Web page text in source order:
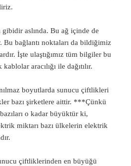
aslında. Bu ağ içinde de
Bu bağlantı noktaları da bildiğimiz
İşte ulaştığımız tüm bilgiler bu
aracılığı ile dağıtılır.
boyutlarda sunucu çiftlikleri
bazı şirketlere aittir. ***Çünkü
o kadar büyüktür ki,
miktarı bazı ülkelerin elektrik
çiftliklerinden en büyüğü